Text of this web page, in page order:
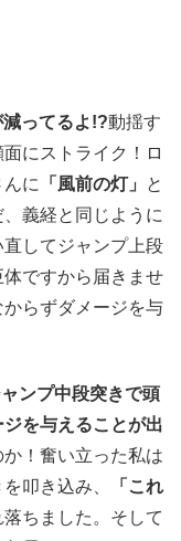
ってるよ!?動揺す
にストライク！ロ
に
「風前の灯」
と
義経と同じように
してジャンプ上段
ですから届きませ
らずダメージを与
ンプ中段突きで頭
を与えることが出
！奮い立った私は
叩き込み、
「これ
ちました。そして